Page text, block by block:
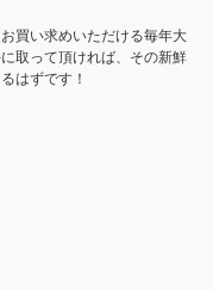
買い求めいただける毎年大
取って頂ければ、その新鮮
はずです！